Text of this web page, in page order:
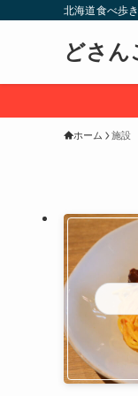
北海道食べ歩
どさん
ホーム 施設